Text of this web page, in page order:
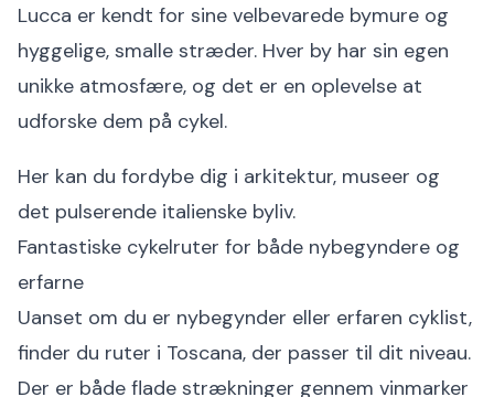
Lucca er kendt for sine velbevarede bymure og
hyggelige, smalle stræder. Hver by har sin egen
unikke atmosfære, og det er en oplevelse at
udforske dem på cykel.
Her kan du fordybe dig i arkitektur, museer og
det pulserende italienske byliv.
Fantastiske cykelruter for både nybegyndere og
erfarne
Uanset om du er nybegynder eller erfaren cyklist,
finder du ruter i Toscana, der passer til dit niveau.
Der er både flade strækninger gennem vinmarker